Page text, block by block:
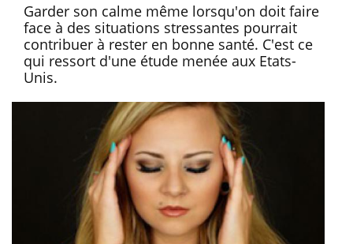
Garder son calme même lorsqu'on doit faire
face à des situations stressantes pourrait
contribuer à rester en bonne santé. C'est ce
qui ressort d'une étude menée aux Etats-
Unis.